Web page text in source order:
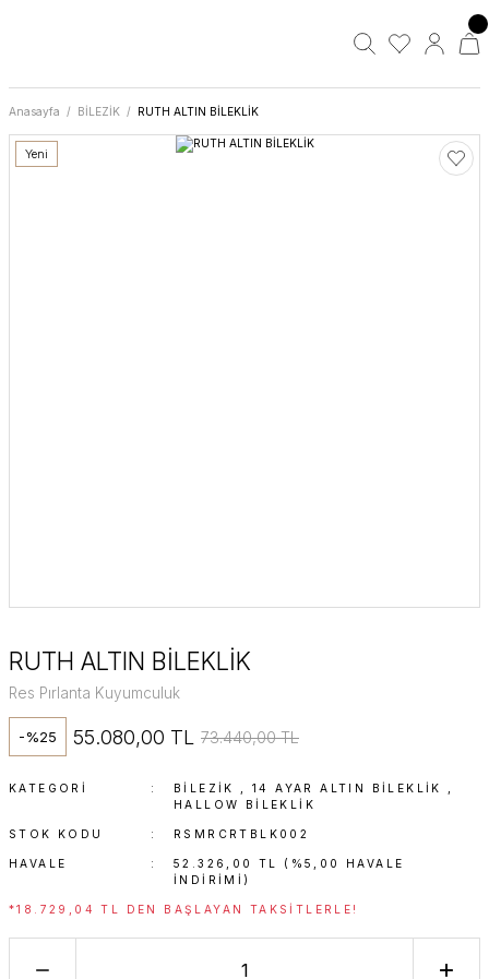
Anasayfa BİLEZİK RUTH ALTIN BİLEKLİK
Yeni
RUTH ALTIN BİLEKLİK
Res Pırlanta Kuyumculuk
-%25 55.080,00 TL 73.440,00 TL
KATEGORI BİLEZİK ,14 AYAR ALTIN BILEKLIK
HALLOW BILEKLIK
STOK KODU RSMRCRTBLK002
HAVALE
52.326,00 TL (%5,00 HAVALE
INDIRIMI)
*18.729,04 TL DEN BAŞLAYAN TAKSITLERLE!